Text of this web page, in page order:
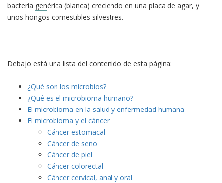
bacteria genérica (blanca) creciendo en una placa de agar, y
unos hongos comestibles silvestres.
Debajo está una lista del contenido de esta página:
¿Qué son los microbios?
¿Qué es el microbioma humano?
El microbioma en la salud y enfermedad humana
El microbioma y el cáncer
Cáncer estomacal
Cáncer de seno
Cáncer de piel
Cáncer colorectal
Cáncer cervical, anal y oral